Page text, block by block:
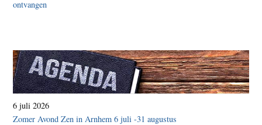
6 juli 2026
Zomer Avond Zen in Arnhem 6 juli -31 augustus